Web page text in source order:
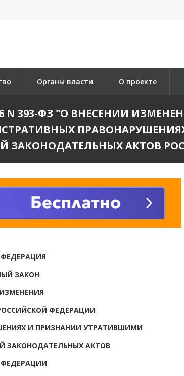
Органы власти О проекте
N 393-ФЗ "О ВНЕСЕНИИ
ЗАКОНОДАТЕЛЬНЫХ АКТОВ
ЗАКОН
ФЕДЕРАЦИИ
И ПРИЗНАНИИ УТРАТИВШИМИ
ЗАКОНОДАТЕЛЬНЫХ АКТОВ